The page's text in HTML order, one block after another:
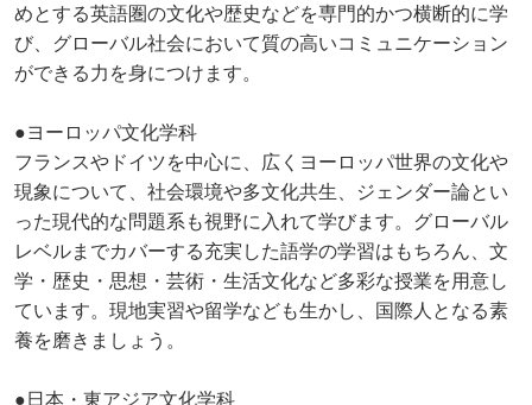
めとする英語圏の文化や歴史などを専門的かつ横断的に学
び、グローバル社会において質の高いコミュニケーション
ができる力を身につけます。
●ヨーロッパ文化学科
フランスやドイツを中心に、広くヨーロッパ世界の文化や
現象について、社会環境や多文化共生、ジェンダー論とい
った現代的な問題系も視野に入れて学びます。グローバル
レベルまでカバーする充実した語学の学習はもちろん、文
学・歴史・思想・芸術・生活文化など多彩な授業を用意し
ています。現地実習や留学なども生かし、国際人となる素
養を磨きましょう。
●日本・東アジア文化学科